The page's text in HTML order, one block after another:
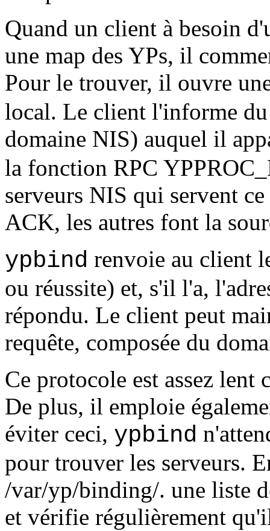
Quand un client à besoin
une map des YPs, il
Pour le trouver, il ouvre
local. Le client l'informe
domaine NIS) auquel il
la fonction RPC
serveurs NIS qui servent
ACK, les autres font la
ypbind renvoie au client
ou réussite) et, s'il l'a,
répondu. Le client peut
requête, composée du
Ce protocole est assez
De plus, il emploie
éviter ceci, ypbind
pour trouver les serveurs.
/var/yp/binding/. une liste
et vérifie régulièrement